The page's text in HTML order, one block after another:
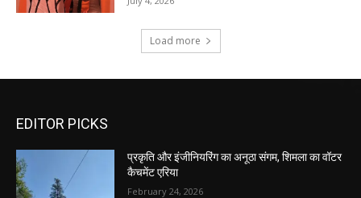
EDITOR PICKS
प्रकृति और इंजीनियरिंग का अनूठा संगम, शिमला का वॉटर
कैचमेंट एरिया
February 24, 2026